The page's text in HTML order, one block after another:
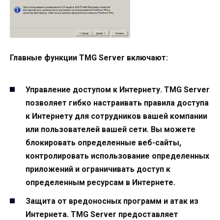
Главные функции TMG Server включают:
Управление доступом к Интернету. TMG Server
позволяет гибко настраивать правила доступа
к Интернету для сотрудников вашей компании
или пользователей вашей сети. Вы можете
блокировать определенные веб-сайты,
контролировать использование определенных
приложений и ограничивать доступ к
определенным ресурсам в Интернете.
Защита от вредоносных программ и атак из
Интернета. TMG Server предоставляет